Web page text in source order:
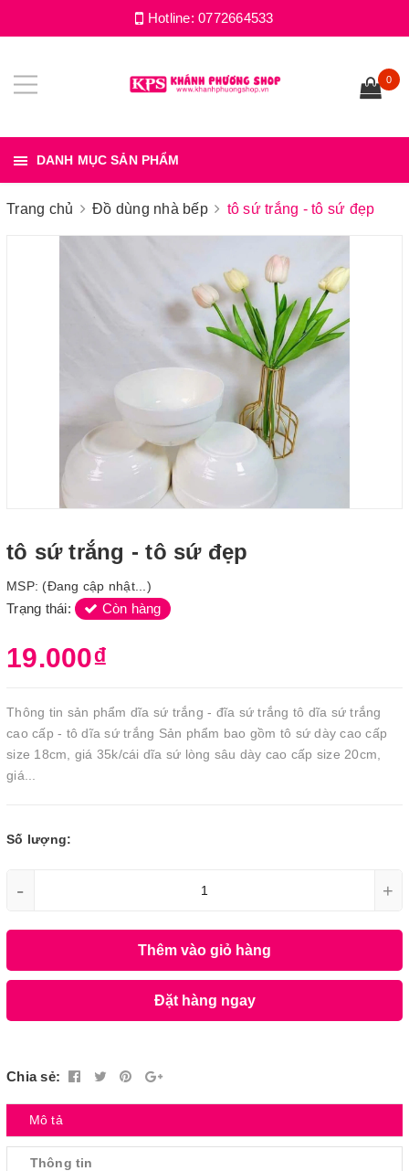
Hotline:0772664533
0
DANH MỤC SẢN PHẨM
Trang chủ Đồ dùng nhà bếp tô sứ trắng - tô sứ đẹp
tô sứ trắng - tô sứ đẹp
MSP: (Đang cập nhật...)
Trạng thái: Còn hàng
19.000₫
Thông tin sản phẩm dĩa sứ trắng - đĩa sứ trắng tô dĩa sứ trắng
cao cấp - tô dĩa sứ trắng Sản phẩm bao gồm tô sứ dày cao cấp
size 18cm, giá 35k/cái dĩa sứ lòng sâu dày cao cấp size 20cm,
giá...
Số lượng:
- +
Thêm vào giỏ hàng
Đặt hàng ngay
Chia sẻ:
Mô tả
Thông tin